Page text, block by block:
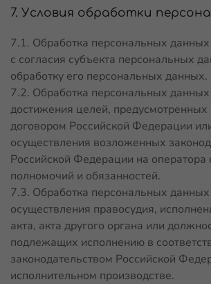
7. Условия обработки
7.1. Обработка персональных данных
с согласия субъекта персональных
обработку его персональных данных.
7.2. Обработка персональных
достижения целей,
договором Российской Федерации
осуществления возложенных
Российской Федерации на оператора
полномочий и обязанностей.
7.3. Обработка персональных
осуществления правосудия,
акта, акта другого органа или
подлежащих исполнению в
законодательством Российской
исполнительном производстве.